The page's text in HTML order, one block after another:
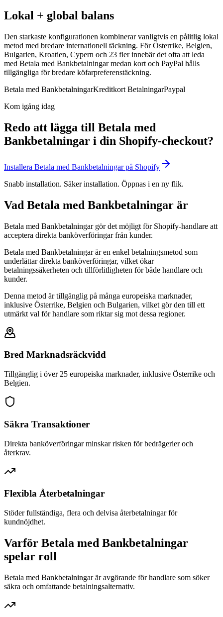
Lokal + global balans
Den starkaste konfigurationen kombinerar vanligtvis en pålitlig lokal
metod med bredare internationell täckning. För Österrike, Belgien,
Bulgarien, Kroatien, Cypern och 23 fler innebär det ofta att leda
med Betala med Bankbetalningar medan kort och PayPal hålls
tillgängliga för bredare köfarpreferenstäckning.
Betala med BankbetalningarKreditkort BetalningarPaypal
Kom igång idag
Redo att lägga till Betala med
Bankbetalningar i din Shopify-checkout?
Installera Betala med Bankbetalningar på Shopify
Snabb installation. Säker installation. Öppnas i en ny flik.
Vad Betala med Bankbetalningar är
Betala med Bankbetalningar gör det möjligt för Shopify-handlare att
acceptera direkta banköverföringar från kunder.
Betala med Bankbetalningar är en enkel betalningsmetod som
underlättar direkta banköverföringar, vilket ökar
betalningssäkerheten och tillförlitligheten för både handlare och
kunder.
Denna metod är tillgänglig på många europeiska marknader,
inklusive Österrike, Belgien och Bulgarien, vilket gör den till ett
utmärkt val för handlare som riktar sig mot dessa regioner.
Bred Marknadsräckvidd
Tillgänglig i över 25 europeiska marknader, inklusive Österrike och
Belgien.
Säkra Transaktioner
Direkta banköverföringar minskar risken för bedrägerier och
återkrav.
Flexibla Återbetalningar
Stöder fullständiga, flera och delvisa återbetalningar för
kundnöjdhet.
Varför Betala med Bankbetalningar
spelar roll
Betala med Bankbetalningar är avgörande för handlare som söker
säkra och omfattande betalningsalternativ.